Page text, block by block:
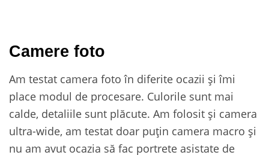
Camere foto
Am testat camera foto în diferite ocazii și îmi
place modul de procesare. Culorile sunt mai
calde, detaliile sunt plăcute. Am folosit și camera
ultra-wide, am testat doar puțin camera macro și
nu am avut ocazia să fac portrete asistate de